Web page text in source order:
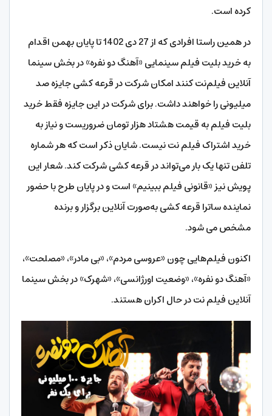
کرده است.
در همین راستا افرادی که از 27 دی 1402 تا پایان بهمن اقدام
به خرید بلیت فیلم سینمایی «آهنگ دو نفره» در بخش سینما
آنلاین فیلم‌نت کنند امکان شرکت در قرعه کشی جایزه صد
میلیونی را خواهند داشت. برای شرکت در این جایزه فقط خرید
بلیت فیلم به قیمت هشتاد هزار تومان ضروریست و نیاز به
خرید اشتراک فیلم نت نیست. شایان ذکر است که هر شماره
تلفن تنها یک بار می‌تواند در قرعه کشی شرکت کند. شعار این
پویش نیز «قانونی فیلم ببینیم» است و در پایان طرح با حضور
نماینده ساترا قرعه کشی به‌صورت آنلاین برگزار و برنده
مشخص می شود.
اکنون فیلم‌هایی چون «عروسی مردم»، «بی مادر»، «مصلحت»،
«آهنگ دو نفره»، «وضعیت اورژانسی»، «شهرک» در بخش سینما
آنلاین فیلم نت در حال اکران هستند.